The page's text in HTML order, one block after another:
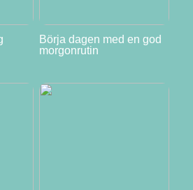
Börja dagen med en god
morgonrutin